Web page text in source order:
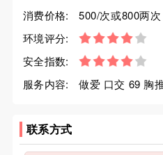
消费价格:
500/次或800两次
环境评分:
安全指数:
服务内容:
做爱 口交 69 胸
联系方式